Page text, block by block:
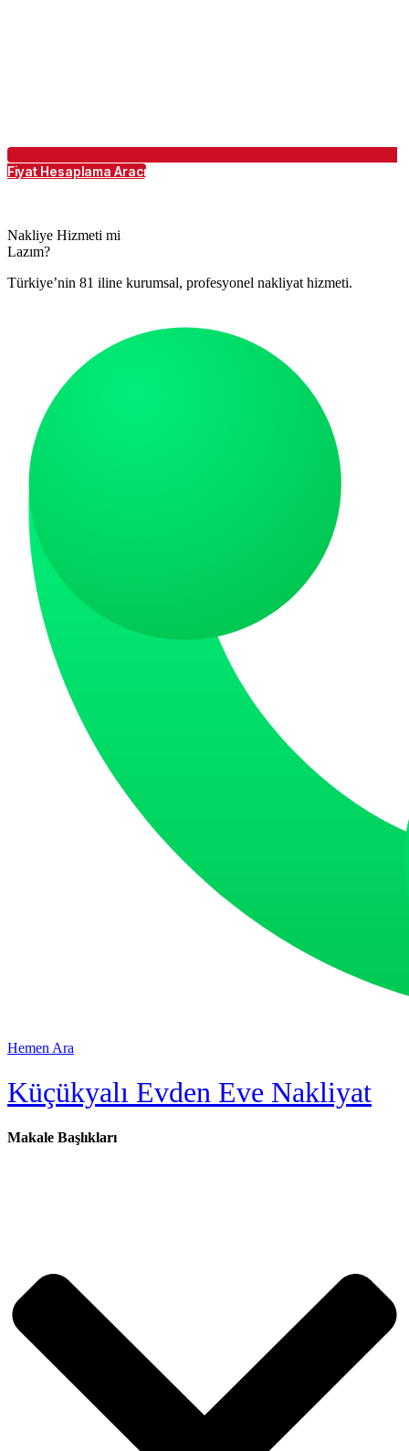
Fiyat Hesaplama Aracı
Nakliye Hizmeti mi
Lazım?
Türkiye’nin 81 iline kurumsal, profesyonel nakliyat hizmeti.
Hemen Ara
Küçükyalı Evden Eve Nakliyat
Makale Başlıkları